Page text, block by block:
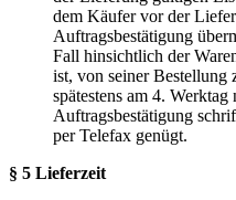
dem Käufer vor der
Auftragsbestätigung
Fall hinsichtlich der
ist, von seiner Bestellung
spätestens am 4.
Auftragsbestätigung
per Telefax genügt.
§ 5 Lieferzeit